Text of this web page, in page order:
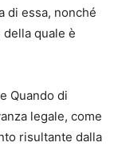
di essa, nonché
della quale è
Quando di
legale, come
risultante dalla